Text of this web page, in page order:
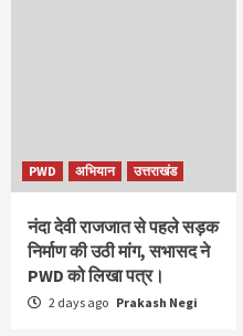
PWD अभियान उत्तराखंड
नंदा देवी राजजात से पहले सड़क
निर्माण की उठी मांग, सभासद ने
PWD को लिखा पत्र।
2 days ago Prakash Negi